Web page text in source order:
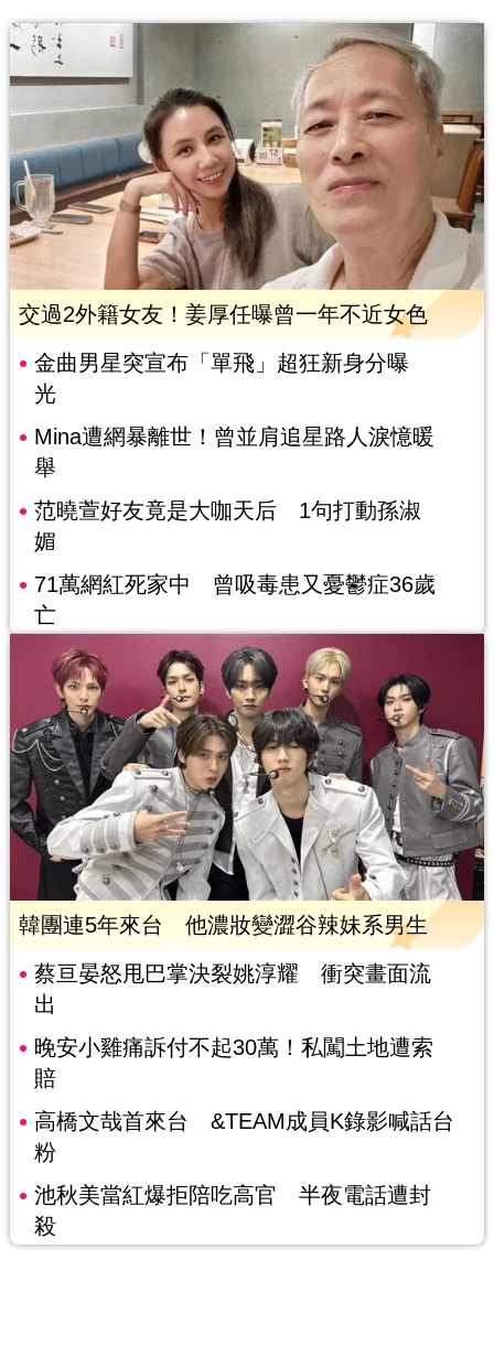
交過2外籍女友！姜厚任曝曾一年不近女色
金曲男星突宣布「單飛」超狂新身分曝
光
Mina遭網暴離世！曾並肩追星路人淚憶暖
舉
范曉萱好友竟是大咖天后 1句打動孫淑
媚
71萬網紅死家中 曾吸毒患又憂鬱症36歲
亡
韓團連5年來台 他濃妝變澀谷辣妹系男生
蔡亘晏怒甩巴掌決裂姚淳耀 衝突畫面流
出
晚安小雞痛訴付不起30萬！私闖土地遭索
賠
高橋文哉首來台 &TEAM成員K錄影喊話台
粉
池秋美當紅爆拒陪吃高官 半夜電話遭封
殺